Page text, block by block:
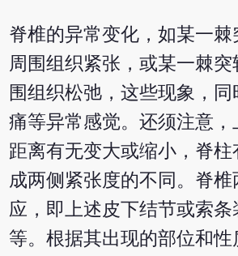
脊椎的异常变化，如某一棘
周围组织紧张，或某一棘突
围组织松弛，这些现象，
痛等异常感觉。还须注意，
距离有无变大或缩小，脊柱
成两侧紧张度的不同。脊椎
应，即上述皮下结节或索条
等。根据其出现的部位和